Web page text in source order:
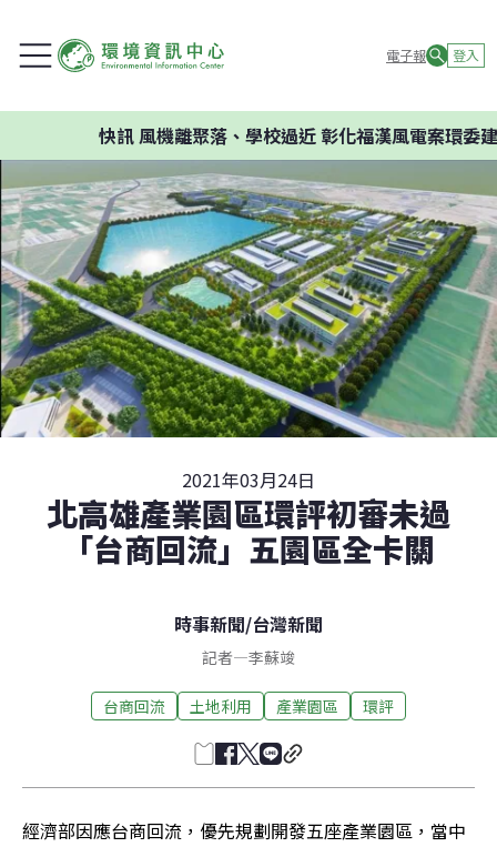
電子報 登入
風機離聚落、學校過近 彰化福漢風電案環委建議不應
2021年03月24日
北高雄產業園區環評初審未過
「台商回流」五園區全卡關
時事新聞/台灣新聞
記者—李蘇竣
台商回流 土地利用 產業園區 環評
經濟部因應台商回流，優先規劃開發五座產業園區，當中